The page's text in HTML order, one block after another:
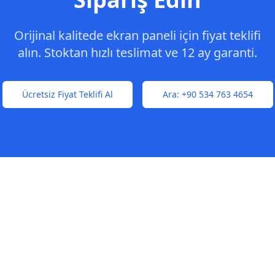
Orijinal kalitede ekran paneli için fiyat teklifi
alın. Stoktan hızlı teslimat ve 12 ay garanti.
Ücretsiz Fiyat Teklifi Al Ara: +90 534 763 4654